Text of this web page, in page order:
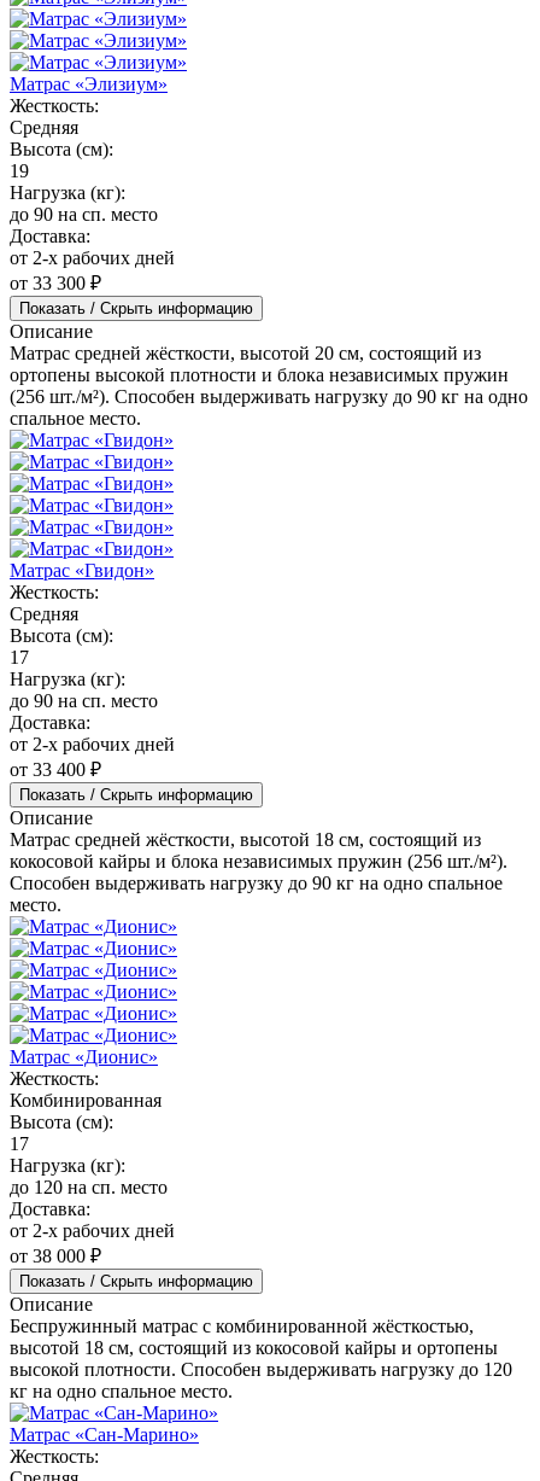
Матрас «Элизиум»
Жесткость:
Средняя
Высота (см):
19
Нагрузка (кг):
до 90 на сп. место
Доставка:
от 2-х рабочих дней
от 33 300 ₽
Показать / Скрыть информацию
Описание
Матрас средней жёсткости, высотой 20 см, состоящий из
ортопены высокой плотности и блока независимых пружин
(256 шт./м²). Способен выдерживать нагрузку до 90 кг на одно
спальное место.
Матрас «Гвидон»
Жесткость:
Средняя
Высота (см):
17
Нагрузка (кг):
до 90 на сп. место
Доставка:
от 2-х рабочих дней
от 33 400 ₽
Показать / Скрыть информацию
Описание
Матрас средней жёсткости, высотой 18 см, состоящий из
кокосовой кайры и блока независимых пружин (256 шт./м²).
Способен выдерживать нагрузку до 90 кг на одно спальное
место.
Матрас «Дионис»
Жесткость:
Комбинированная
Высота (см):
17
Нагрузка (кг):
до 120 на сп. место
Доставка:
от 2-х рабочих дней
от 38 000 ₽
Показать / Скрыть информацию
Описание
Беспружинный матрас с комбинированной жёсткостью,
высотой 18 см, состоящий из кокосовой кайры и ортопены
высокой плотности. Способен выдерживать нагрузку до 120
кг на одно спальное место.
Матрас «Сан-Марино»
Жесткость: